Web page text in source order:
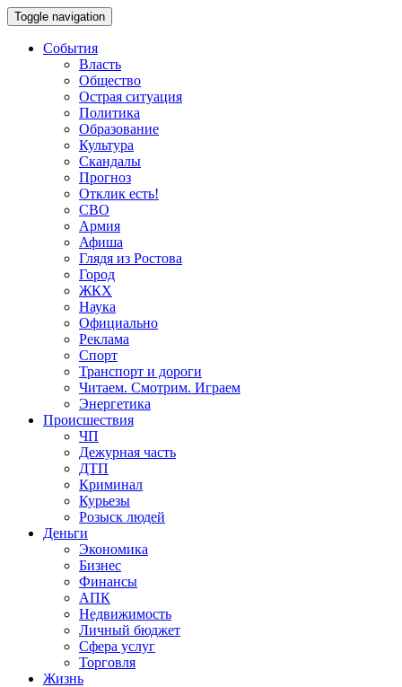
Toggle navigation
События
Власть
Общество
Острая ситуация
Политика
Образование
Культура
Скандалы
Прогноз
Отклик есть!
СВО
Армия
Афиша
Глядя из Ростова
Город
ЖКХ
Наука
Официально
Реклама
Спорт
Транспорт и дороги
Читаем. Смотрим. Играем
Энергетика
Происшествия
ЧП
Дежурная часть
ДТП
Криминал
Курьезы
Розыск людей
Деньги
Экономика
Бизнес
Финансы
АПК
Недвижимость
Личный бюджет
Сфера услуг
Торговля
Жизнь